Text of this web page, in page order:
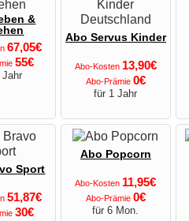
&
67,05€
55€
Jahr
Abo Servus Kinder
Abo-Kosten 13,90€
Abo-Prämie 0€
für 1 Jahr
Sport
51,87€
30€
Abo Popcorn
Abo-Kosten 11,95€
Abo-Prämie 0€
für 6 Mon.